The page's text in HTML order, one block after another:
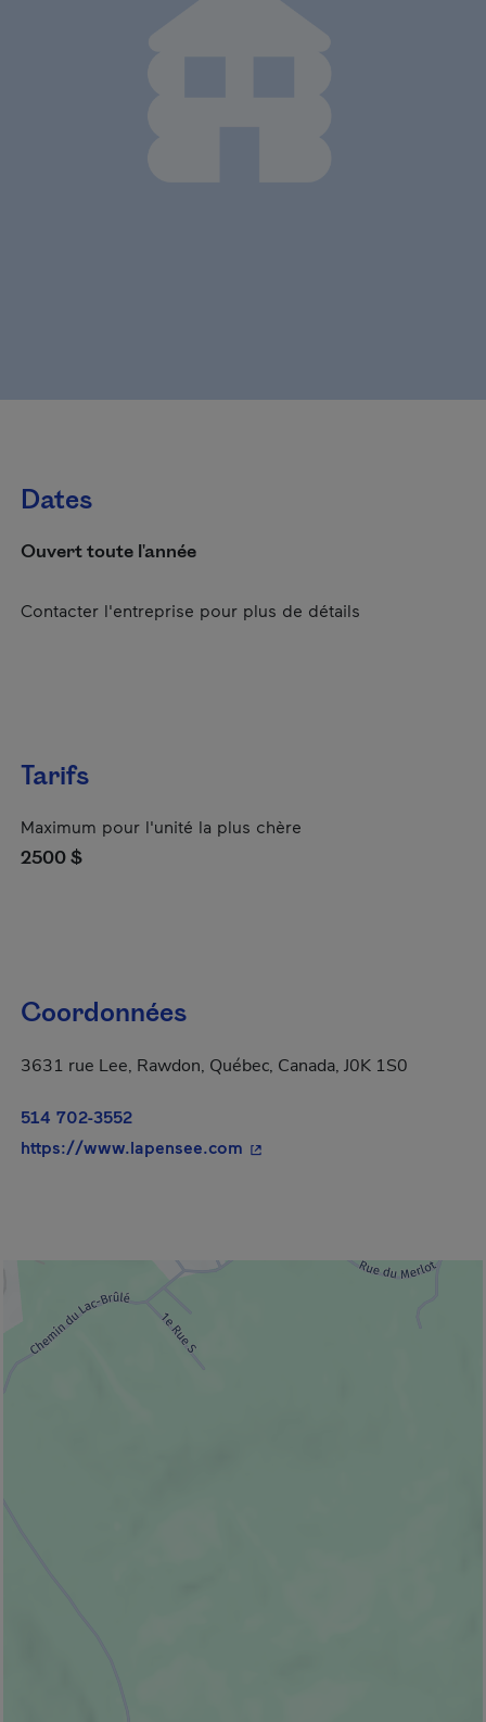
Dates
Ouvert toute l'année
Contacter l'entreprise pour plus de détails
Tarifs
Maximum pour l'unité la plus chère
2500 $
Coordonnées
3631 rue Lee, Rawdon, Québec, Canada, J0K 1S0
514 702-3552
https://www.lapensee.com - Cet hyperlien s'ouvrira